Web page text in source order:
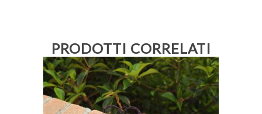
PRODOTTI CORRELATI